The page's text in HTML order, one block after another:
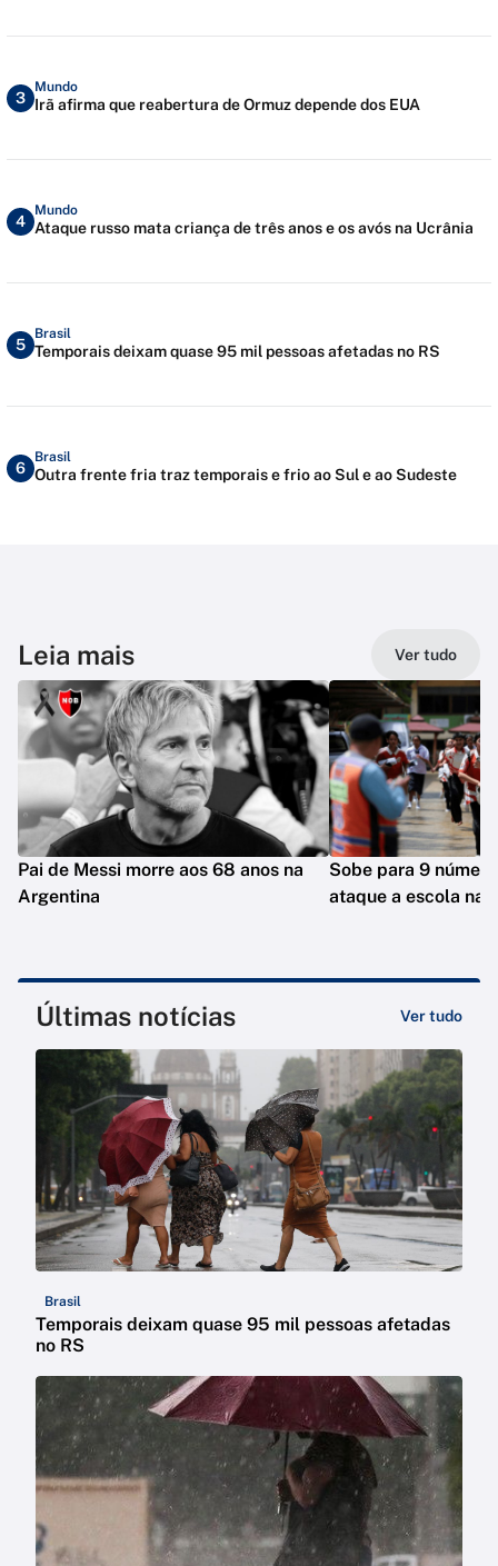
3
Mundo
Irã afirma que reabertura de Ormuz depende dos EUA
4
Mundo
Ataque russo mata criança de três anos e os avós na Ucrânia
5
Brasil
Temporais deixam quase 95 mil pessoas afetadas no RS
6
Brasil
Outra frente fria traz temporais e frio ao Sul e ao Sudeste
Leia mais Ver tudo
Pai de Messi morre aos 68 anos na
Argentina
Sobe para 9
ataque a escola na
Últimas notícias Ver tudo
Brasil
Temporais deixam quase 95 mil pessoas afetadas
no RS